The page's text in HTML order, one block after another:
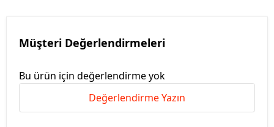
Müşteri Değerlendirmeleri
Bu ürün için değerlendirme yok
Değerlendirme Yazın